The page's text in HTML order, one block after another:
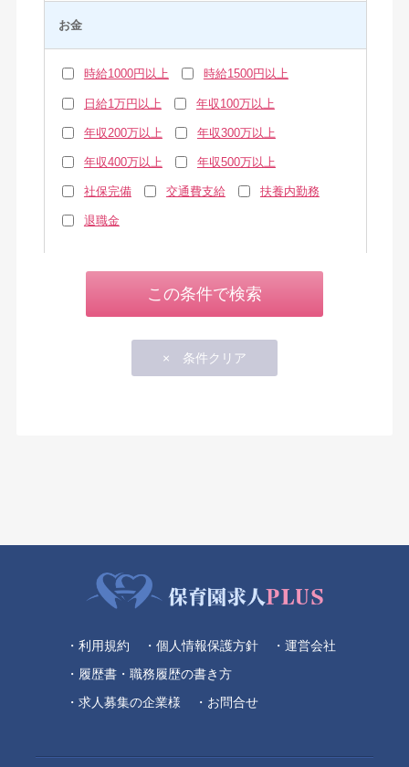
お金
時給1000円以上 時給1500円以上
日給1万円以上 年収100万以上
年収200万以上 年収300万以上
年収400万以上 年収500万以上
社保完備 交通費支給 扶養内勤務
退職金
・利用規約 ・個人情報保護方針
・運営会社
・履歴書・職務履歴の書き方
・求人募集の企業様
・お問合せ